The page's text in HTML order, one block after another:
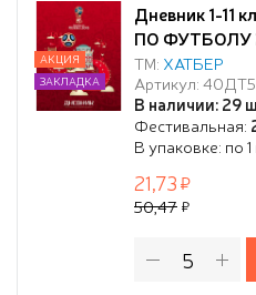
Дневник 1-11
ПО ФУТБОЛУ
ТМ: ХАТБЕР
Артикул:
В наличии: 29
Фестивальная:
В упаковке: по
АКЦИЯ
ЗАКЛАДКА
21,73
50,47